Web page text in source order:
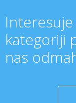
kategoriji
nas